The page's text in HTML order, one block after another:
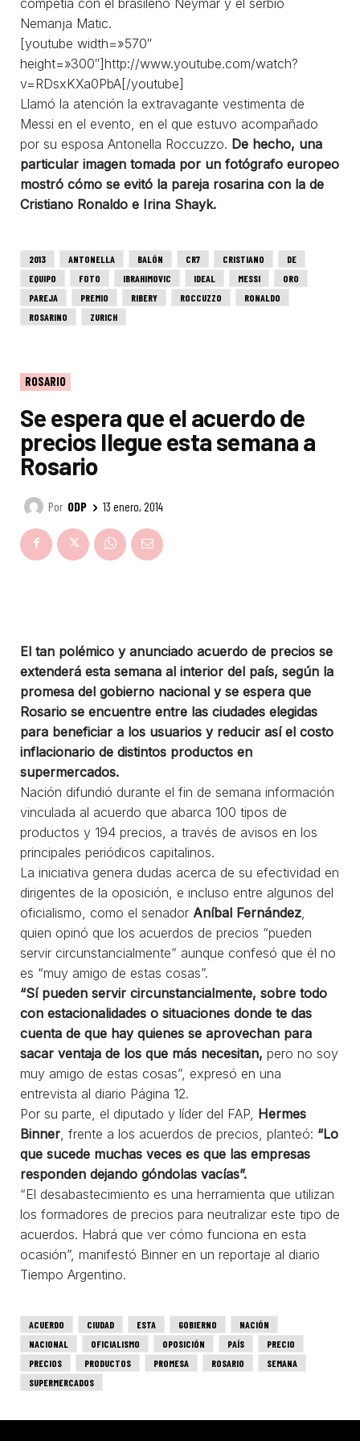
Nemanja Matic.
[youtube width=»570″
height=»300″]http://www.youtube.com/watch?
v=RDsxKXa0PbA[/youtube]
Llamó la atención la extravagante vestimenta de
Messi en el evento, en el que estuvo acompañado
por su esposa Antonella Roccuzzo. De hecho, una
particular imagen tomada por un fotógrafo europeo
mostró cómo se evitó la pareja rosarina con la de
Cristiano Ronaldo e Irina Shayk.
2013 ANTONELLA BALÓN CR7 CRISTIANO
DE
EQUIPO
FOTO IBRAHIMOVIC IDEAL MESSI
ORO
PAREJA
PREMIO RIBERY ROCCUZZO
RONALDO
ROSARINO
ZURICH